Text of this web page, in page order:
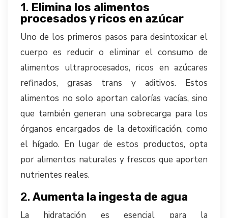
1. Elimina los alimentos
procesados y ricos en azúcar
Uno de los primeros pasos para desintoxicar el
cuerpo es reducir o eliminar el consumo de
alimentos ultraprocesados, ricos en azúcares
refinados, grasas trans y aditivos. Estos
alimentos no solo aportan calorías vacías, sino
que también generan una sobrecarga para los
órganos encargados de la detoxificación, como
el hígado. En lugar de estos productos, opta
por alimentos naturales y frescos que aporten
nutrientes reales.
2. Aumenta la ingesta de agua
La hidratación es esencial para la